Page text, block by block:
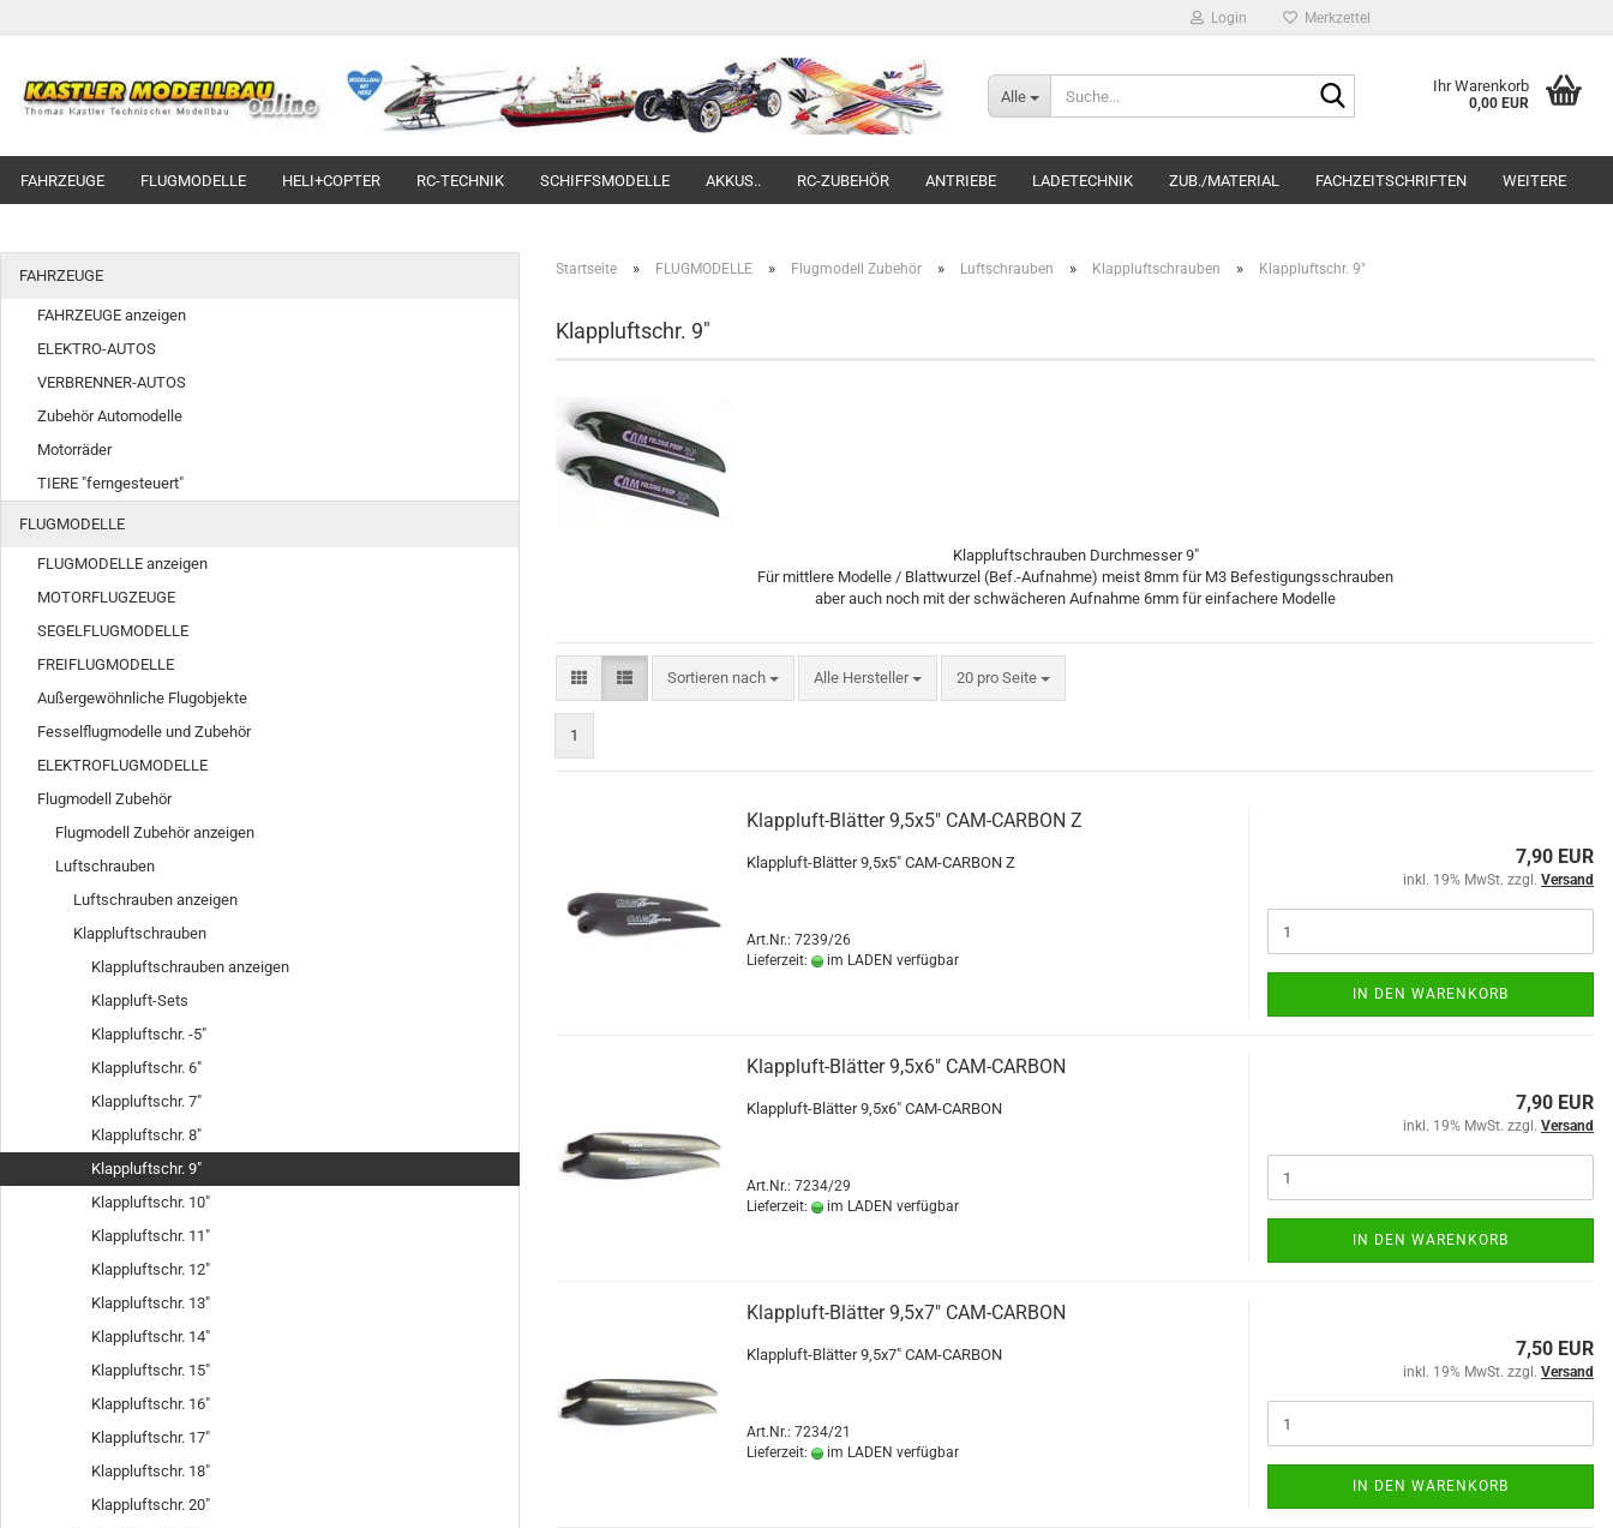
Login Merkzettel
Alle
Ihr Warenkorb
0,00 EUR
FAHRZEUGE FLUGMODELLE HELI+COPTER RC-TECHNIK SCHIFFSMODELLE AKKUS.. RC-ZUBEHÖR ANTRIEBE LADETECHNIK ZUB./MATERIAL FACHZEITSCHRIFTEN WEITERE
Startseite » FLUGMODELLE » Flugmodell Zubehör » Luftschrauben » Klappluftschrauben » Klappluftschr. 9"
Klappluftschr. 9"
Klappluftschrauben Durchmesser 9"
Für mittlere Modelle / Blattwurzel (Bef.-Aufnahme) meist 8mm für M3 Befestigungsschrauben
aber auch noch mit der schwächeren Aufnahme 6mm für einfachere Modelle
Sortieren nach
Sortieren nach Alle Hersteller 20 pro Seite
pro Seite
1
Klappluft-Blätter 9,5x5" CAM-CARBON Z
Klappluft-Blätter 9,5x5" CAM-CARBON Z
Art.Nr.: 7239/26
Lieferzeit:
im LADEN verfügbar
7,90 EUR
inkl. 19% MwSt. zzgl. Versand
IN DEN WARENKORB
Klappluft-Blätter 9,5x6" CAM-CARBON
Klappluft-Blätter 9,5x6" CAM-CARBON
Art.Nr.: 7234/29
Lieferzeit:
im LADEN verfügbar
7,90 EUR
inkl. 19% MwSt. zzgl. Versand
IN DEN WARENKORB
Klappluft-Blätter 9,5x7" CAM-CARBON
Klappluft-Blätter 9,5x7" CAM-CARBON
Art.Nr.: 7234/21
Lieferzeit:
im LADEN verfügbar
7,50 EUR
inkl. 19% MwSt. zzgl. Versand
IN DEN WARENKORB
FAHRZEUGE
FAHRZEUGE anzeigen
ELEKTRO-AUTOS
VERBRENNER-AUTOS
Zubehör Automodelle
Motorräder
TIERE "ferngesteuert"
FLUGMODELLE
FLUGMODELLE anzeigen
MOTORFLUGZEUGE
SEGELFLUGMODELLE
FREIFLUGMODELLE
Außergewöhnliche Flugobjekte
Fesselflugmodelle und Zubehör
ELEKTROFLUGMODELLE
Flugmodell Zubehör
Flugmodell Zubehör anzeigen
Luftschrauben
Luftschrauben anzeigen
Klappluftschrauben
Klappluftschrauben anzeigen
Klappluft-Sets
Klappluftschr. -5"
Klappluftschr. 6"
Klappluftschr. 7"
Klappluftschr. 8"
Klappluftschr. 9"
Klappluftschr. 10"
Klappluftschr. 11"
Klappluftschr. 12"
Klappluftschr. 13"
Klappluftschr. 14"
Klappluftschr. 15"
Klappluftschr. 16"
Klappluftschr. 17"
Klappluftschr. 18"
Klappluftschr. 20"